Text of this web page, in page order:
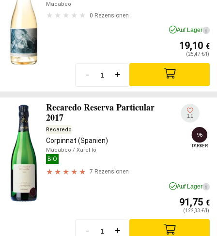
Macabeo
0 Rezensionen
Auf Lager i
19,10 €
(25,47 €/l)
- +
Recaredo Reserva Particular
2017
Recaredo
Corpinnat (Spanien)
Macabeo / Xarel·lo
BIO
7 Rezensionen
11
96
PARKER
Auf Lager i
91,75 €
(122,33 €/l)
- +